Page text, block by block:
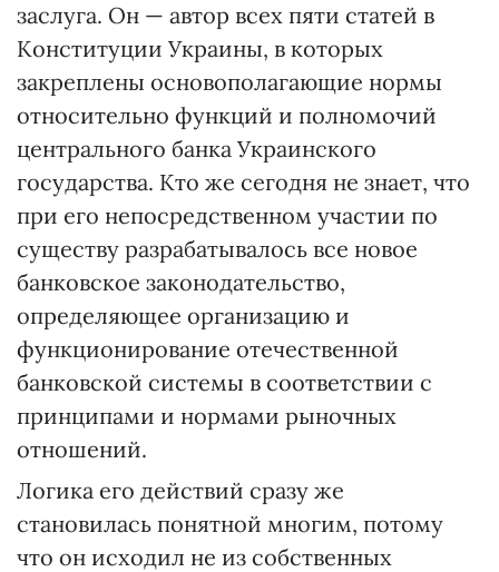
заслуга. Он — автор всех пяти статей в
Конституции Украины, в которых
закреплены основополагающие нормы
относительно функций и полномочий
центрального банка Украинского
государства. Кто же сегодня не знает, что
при его непосредственном участии по
существу разрабатывалось все новое
банковское законодательство,
определяющее организацию и
функционирование отечественной
банковской системы в соответствии с
принципами и нормами рыночных
отношений.
Логика его действий сразу же
становилась понятной многим, потому
что он исходил не из собственных